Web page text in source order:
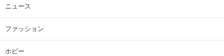
ニュース
ファッション
ホビー